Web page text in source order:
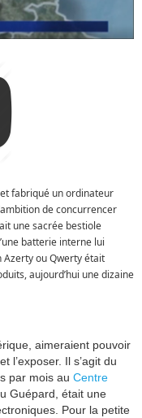
fabriqué un ordinateur
de concurrencer
une sacrée bestiole
batterie interne lui
Azerty ou Qwerty était
aujourd’hui une dizaine
aimeraient pouvoir
l’exposer. Il s’agit du
par mois au Centre
Guépard, était une
Pour la petite